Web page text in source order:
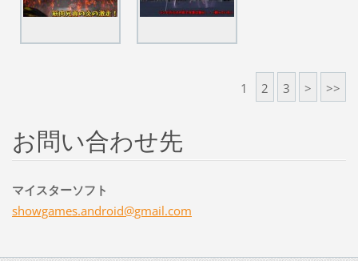
1 2 3 > >>
お問い合わせ先
マイスターソフト
showgames.android@gmail.com